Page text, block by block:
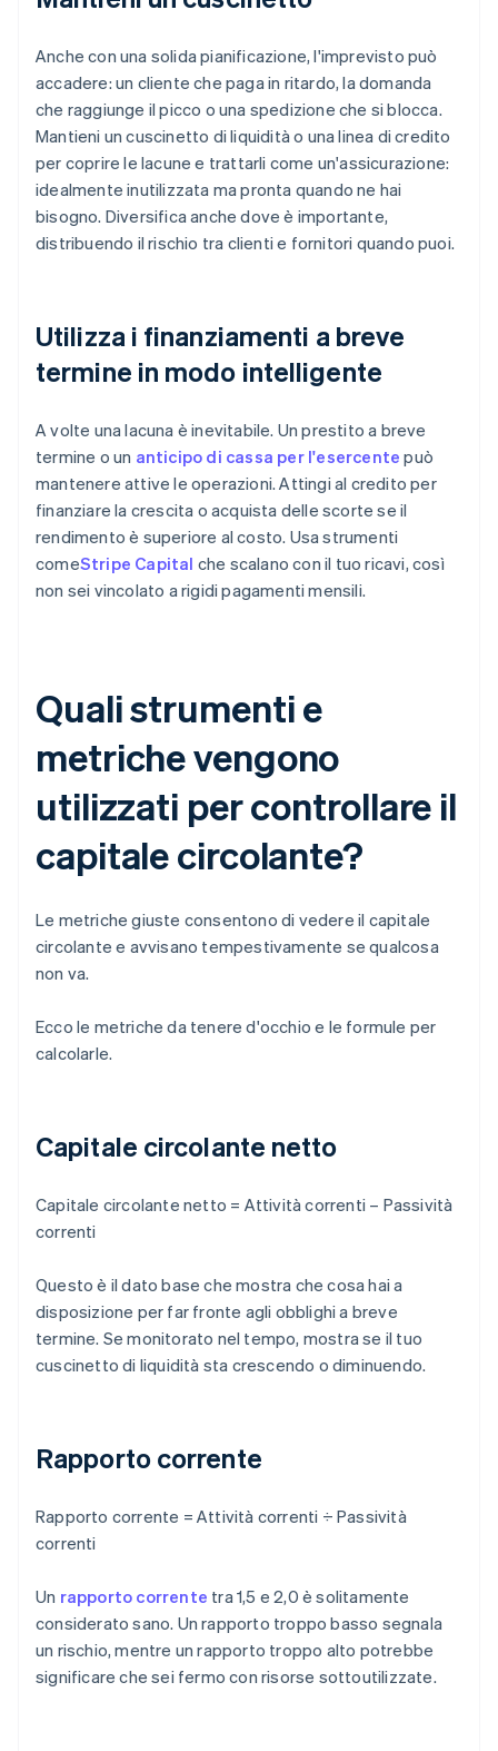
Anche con una solida pianificazione, l'imprevisto può
accadere: un cliente che paga in ritardo, la domanda
che raggiunge il picco o una spedizione che si blocca.
Mantieni un cuscinetto di liquidità o una linea di credito
per coprire le lacune e trattarli come un'assicurazione:
idealmente inutilizzata ma pronta quando ne hai
bisogno. Diversifica anche dove è importante,
distribuendo il rischio tra clienti e fornitori quando puoi.
Utilizza i finanziamenti a breve
termine in modo intelligente
A volte una lacuna è inevitabile. Un prestito a breve
termine o un anticipo di cassa per l'esercente può
mantenere attive le operazioni. Attingi al credito per
finanziare la crescita o acquista delle scorte se il
rendimento è superiore al costo. Usa strumenti
comeStripe Capital che scalano con il tuo ricavi, così
non sei vincolato a rigidi pagamenti mensili.
Quali strumenti e
metriche vengono
utilizzati per controllare il
capitale circolante?
Le metriche giuste consentono di vedere il capitale
circolante e avvisano tempestivamente se qualcosa
non va.
Ecco le metriche da tenere d'occhio e le formule per
calcolarle.
Capitale circolante netto
Capitale circolante netto = Attività correnti – Passività
correnti
Questo è il dato base che mostra che cosa hai a
disposizione per far fronte agli obblighi a breve
termine. Se monitorato nel tempo, mostra se il tuo
cuscinetto di liquidità sta crescendo o diminuendo.
Rapporto corrente
Rapporto corrente = Attività correnti ÷ Passività
correnti
Un rapporto corrente tra 1,5 e 2,0 è solitamente
considerato sano. Un rapporto troppo basso segnala
un rischio, mentre un rapporto troppo alto potrebbe
significare che sei fermo con risorse sottoutilizzate.